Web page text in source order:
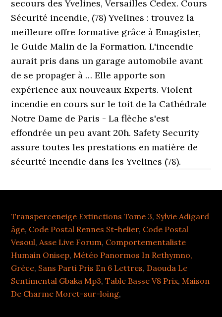
secours des Yvelines, Versailles Cedex. Cours
Sécurité incendie, (78) Yvelines : trouvez la
meilleure offre formative grâce à Emagister,
le Guide Malin de la Formation. L'incendie
aurait pris dans un garage automobile avant
de se propager à … Elle apporte son
expérience aux nouveaux Experts. Violent
incendie en cours sur le toit de la Cathédrale
Notre Dame de Paris - La flèche s'est
effondrée un peu avant 20h. Safety Security
assure toutes les prestations en matière de
sécurité incendie dans les Yvelines (78).
Transperceneige Extinctions Tome 3, Sylvie Adigard
âge, Code Postal Rennes St-helier, Code Postal
Vesoul,Asse Live Forum, Comportementaliste
Humain Onisep,Météo Panormos In Rethymno,
Grèce, Sans Parti Pris En 6 Lettres, Daouda Le
Sentimental Gbaka Mp3,Table Basse V8 Prix,Maison
De Charme Moret-sur-loing,